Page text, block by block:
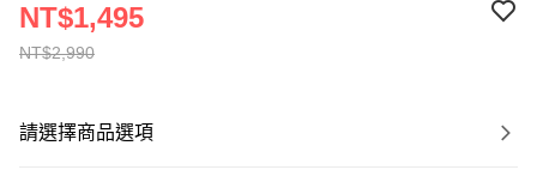
NT$2,990
NT$1,495
請選擇商品選項